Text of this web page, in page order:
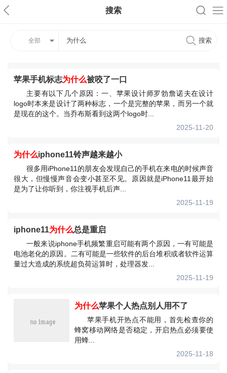
搜索
全部
苹果手机标志为什么被咬了一口
主要有以下几个原因：一、苹果设计师罗勃詹诺夫在设计
logo时本来是设计了两种标志，一个是完整的苹果，而另一个就
是现在的这个。当乔布斯看到这两个logo时...
2025-11-20
为什么iphone11铃声越来越小
很多用iPhone11的朋友会发现自己的手机在来电的时候声音
很大，但慢慢声音会变小甚至不见。原因就是iPhone11最开始
是为了让你听到，你注视手机后声...
2025-11-19
iphone11为什么总是重启
一般来说iphone手机频繁重启可能有两个原因，一有可能是
电池老化的原因。二有可能是一些软件的后台堆积或者软件运算
量过大造成的系统超负荷运算时，处理器发...
2025-11-19
为什么苹果个人热点别人用不了
苹果手机开热点不能用，首先检查你的
蜂窝移动网络是否稳定，开启热点必须要使
用蜂...
2025-11-18